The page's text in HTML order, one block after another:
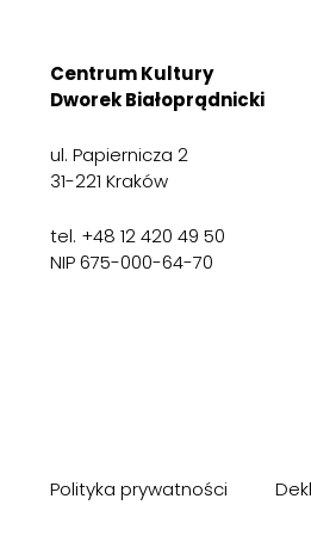
Centrum Kultury
Dworek Białoprądnicki
ul. Papiernicza 2
31-221 Kraków
tel. +48 12 420 49 50
NIP 675-000-64-70
Polityka prywatności